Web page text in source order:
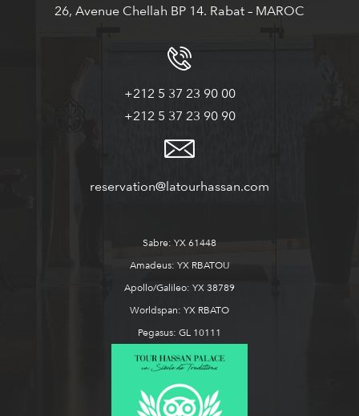
26, Avenue Chellah BP 14. Rabat – MAROC
+212 5 37 23 90 00
+212 5 37 23 90 90
reservation@latourhassan.com
Sabre: YX 61448
Amadeus: YX RBATOU
Apollo/Galileo: YX 38789
Worldspan: YX RBATO
Pegasus: GL 10111